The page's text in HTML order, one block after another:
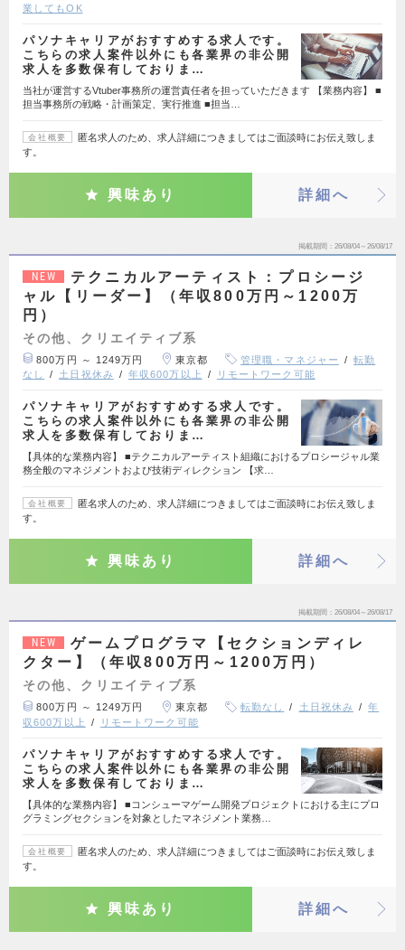
業してもOK
パソナキャリアがおすすめする求人です。
こちらの求人案件以外にも各業界の非公開
求人を多数保有しておりま…
当社が運営するVtuber事務所の運営責任者を担っていただきます 【業務内容】 ■
担当事務所の戦略・計画策定、実行推進 ■担当…
会社概要
匿名求人のため、求人詳細につきましてはご面談時にお伝え致しま
す。
興味あり 詳細へ
掲載期間 26/08/04～26/08/17
NEW
テクニカルアーティスト：プロシージ
ャル【リーダー】（年収800万円～1200万
円）
その他、クリエイティブ系
800万円 ～ 1249万円 東京都 管理職・マネジャー
転勤
なし
土日祝休み 年収600万以上 リモートワーク可能
パソナキャリアがおすすめする求人です。
こちらの求人案件以外にも各業界の非公開
求人を多数保有しておりま…
【具体的な業務内容】 ■テクニカルアーティスト組織におけるプロシージャル業
務全般のマネジメントおよび技術ディレクション 【求…
会社概要
匿名求人のため、求人詳細につきましてはご面談時にお伝え致しま
す。
興味あり 詳細へ
掲載期間 26/08/04～26/08/17
NEW
ゲームプログラマ【セクションディレ
クター】（年収800万円～1200万円）
その他、クリエイティブ系
800万円 ～ 1249万円 東京都 転勤なし 土日祝休み
年
収600万以上
リモートワーク可能
パソナキャリアがおすすめする求人です。
こちらの求人案件以外にも各業界の非公開
求人を多数保有しておりま…
【具体的な業務内容】 ■コンシューマゲーム開発プロジェクトにおける主にプロ
グラミングセクションを対象としたマネジメント業務…
会社概要
匿名求人のため、求人詳細につきましてはご面談時にお伝え致しま
す。
興味あり 詳細へ